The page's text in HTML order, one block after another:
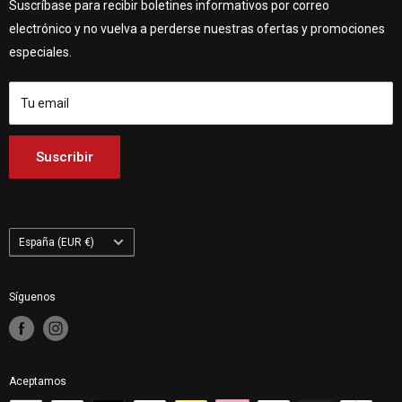
Vagnsvägen 4, 311 32 Falkenberg, Suecia.
Suscríbase para recibir boletines informativos por correo
electrónico y no vuelva a perderse nuestras ofertas y promociones
especiales.
Tu email
Suscribir
Customhoj Blog
Customhoj Alemania
Customhoj España
Customhoj Italia
Customhoj Países Bajos
Customhoj Finlandia
Customhoj Polonia
País/región
España (EUR €)
Síguenos
Aceptamos